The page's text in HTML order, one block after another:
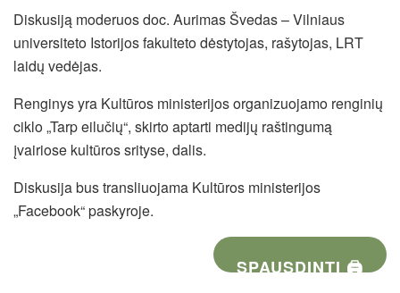
Diskusiją moderuos doc. Aurimas Švedas – Vilniaus
universiteto Istorijos fakulteto dėstytojas, rašytojas, LRT
laidų vedėjas.
Renginys yra Kultūros ministerijos organizuojamo renginių
ciklo „Tarp eilučių“, skirto aptarti medijų raštingumą
įvairiose kultūros srityse, dalis.
Diskusija bus transliuojama Kultūros ministerijos
„Facebook“ paskyroje.
SPAUSDINTI 🖨